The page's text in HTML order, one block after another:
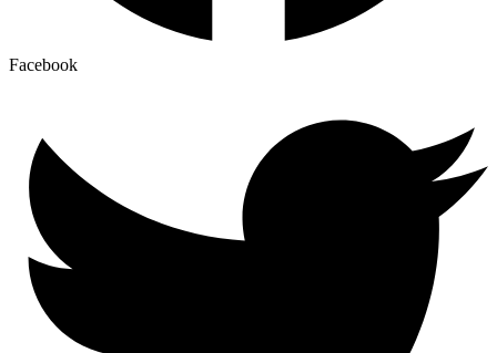
Facebook